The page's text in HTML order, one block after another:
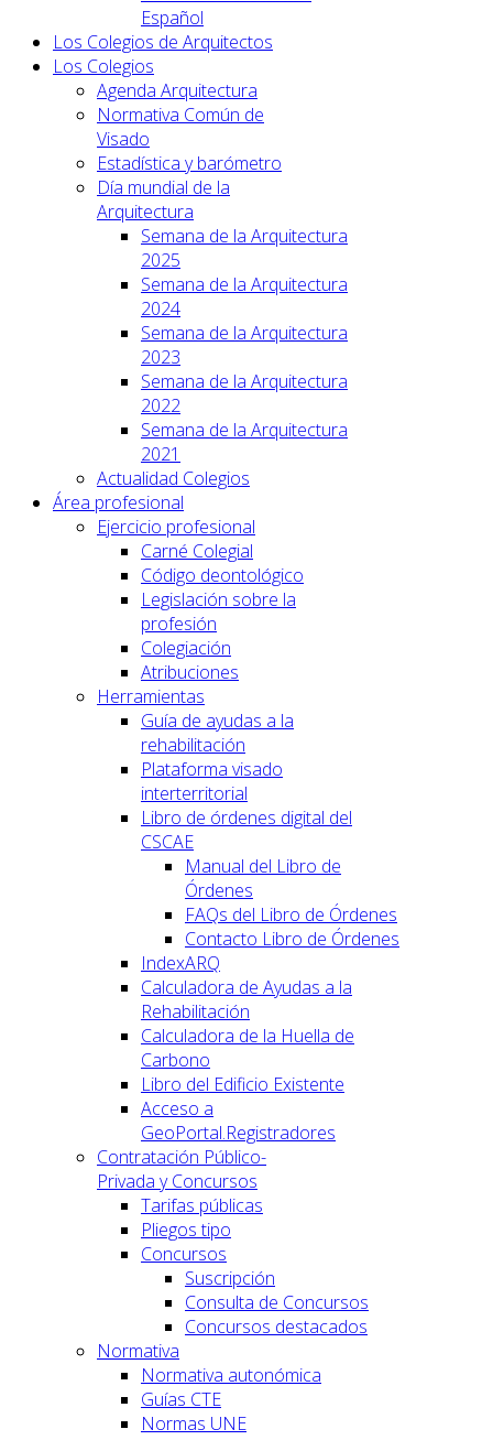
Español
Los Colegios de Arquitectos
Los Colegios
Agenda Arquitectura
Normativa Común de
Visado
Estadística y barómetro
Día mundial de la
Arquitectura
Semana de la Arquitectura
2025
Semana de la Arquitectura
2024
Semana de la Arquitectura
2023
Semana de la Arquitectura
2022
Semana de la Arquitectura
2021
Actualidad Colegios
Área profesional
Ejercicio profesional
Carné Colegial
Código deontológico
Legislación sobre la
profesión
Colegiación
Atribuciones
Herramientas
Guía de ayudas a la
rehabilitación
Plataforma visado
interterritorial
Libro de órdenes digital del
CSCAE
Manual del Libro de
Órdenes
FAQs del Libro de Órdenes
Contacto Libro de Órdenes
IndexARQ
Calculadora de Ayudas a la
Rehabilitación
Calculadora de la Huella de
Carbono
Libro del Edificio Existente
Acceso a
GeoPortal.Registradores
Contratación Público-
Privada y Concursos
Tarifas públicas
Pliegos tipo
Concursos
Suscripción
Consulta de Concursos
Concursos destacados
Normativa
Normativa autonómica
Guías CTE
Normas UNE